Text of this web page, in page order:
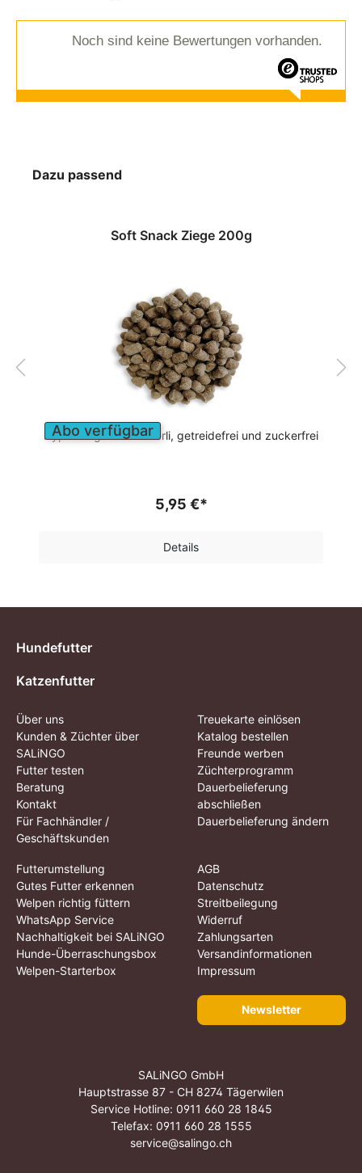
Noch sind keine Bewertungen vorhanden.
Dazu passend
Abo verfügbar
Soft Snack Ziege 200g
Hypoallergenes Leckerli, getreidefrei und zuckerfrei
5,95 €*
Details
Hundefutter
Katzenfutter
Über uns
Kunden & Züchter über
SALiNGO
Futter testen
Beratung
Kontakt
Für Fachhändler /
Geschäftskunden
Treuekarte einlösen
Katalog bestellen
Freunde werben
Züchterprogramm
Dauerbelieferung
abschließen
Dauerbelieferung ändern
Futterumstellung
Gutes Futter erkennen
Welpen richtig füttern
WhatsApp Service
Nachhaltigkeit bei SALiNGO
Hunde-Überraschungsbox
Welpen-Starterbox
AGB
Datenschutz
Streitbeilegung
Widerruf
Zahlungsarten
Versandinformationen
Impressum
Newsletter
SALiNGO GmbH
Hauptstrasse 87 - CH 8274 Tägerwilen
Service Hotline: 0911 660 28 1845
Telefax: 0911 660 28 1555
service@salingo.ch